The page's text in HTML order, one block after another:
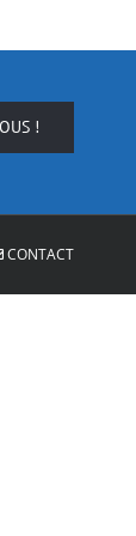
!
CONTACT